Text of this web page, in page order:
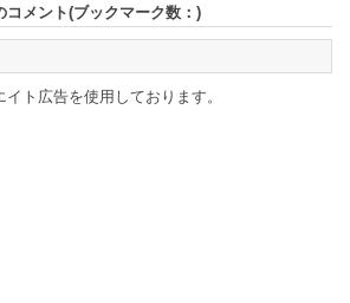
メント(ブックマーク数： )
ト広告を使用しております。